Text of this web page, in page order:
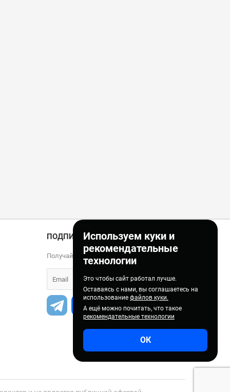
Используем куки и
рекомендательные
технологии
Это чтобы сайт работал лучше.
Оставаясь с нами, вы соглашаетесь на
использование файлов куки.
А ещё можно почитать, что такое
рекомендательные технологии
ОК
ПОДПИСКА
Получайте только полезные статьи!